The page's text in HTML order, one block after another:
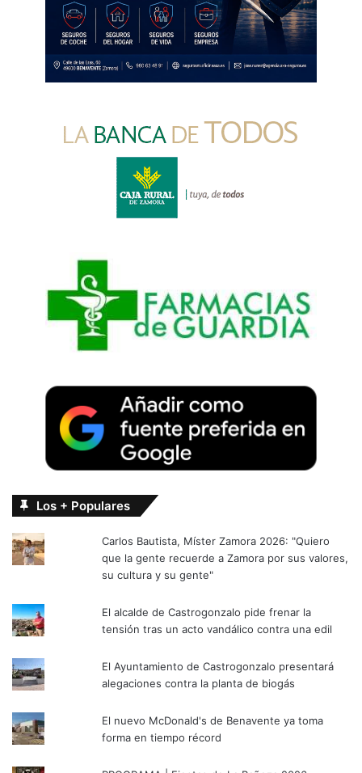
Los + Populares
Carlos Bautista, Míster Zamora 2026: "Quiero
que la gente recuerde a Zamora por sus valores,
su cultura y su gente"
El alcalde de Castrogonzalo pide frenar la
tensión tras un acto vandálico contra una edil
El Ayuntamiento de Castrogonzalo presentará
alegaciones contra la planta de biogás
El nuevo McDonald's de Benavente ya toma
forma en tiempo récord